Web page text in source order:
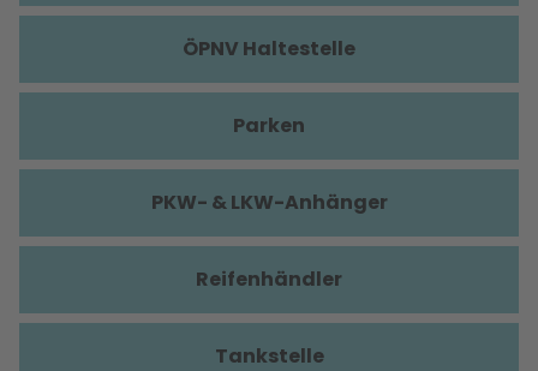
ÖPNV Haltestelle
Parken
PKW- & LKW-Anhänger
Reifenhändler
Tankstelle